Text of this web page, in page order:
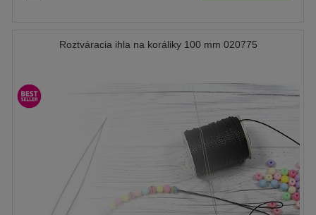
Roztváracia ihla na koráliky 100 mm 020775